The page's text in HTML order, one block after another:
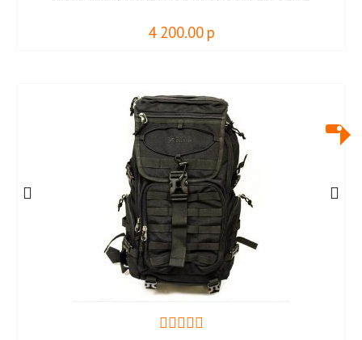
4 200.00 р